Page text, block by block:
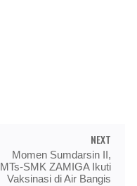
NEXT
Momen Sumdarsin II,
MTs-SMK ZAMIGA Ikuti
Vaksinasi di Air Bangis